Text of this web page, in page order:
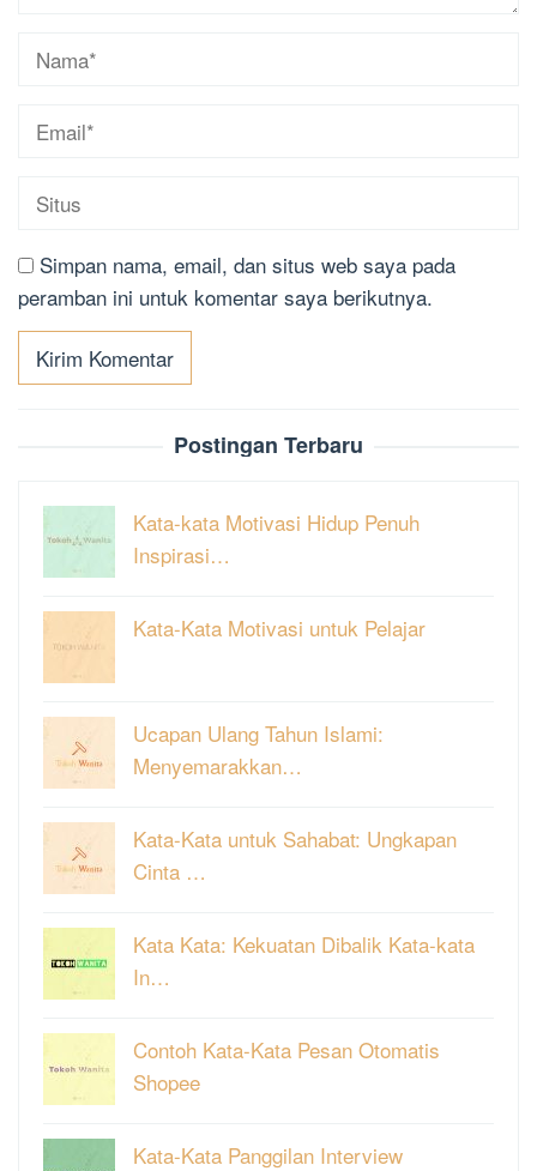
Simpan nama, email, dan situs web saya pada
peramban ini untuk komentar saya berikutnya.
Postingan Terbaru
Kata-kata Motivasi Hidup Penuh
Inspirasi…
Kata-Kata Motivasi untuk Pelajar
Ucapan Ulang Tahun Islami:
Menyemarakkan…
Kata-Kata untuk Sahabat: Ungkapan
Cinta …
Kata Kata: Kekuatan Dibalik Kata-kata
In…
Contoh Kata-Kata Pesan Otomatis
Shopee
Kata-Kata Panggilan Interview